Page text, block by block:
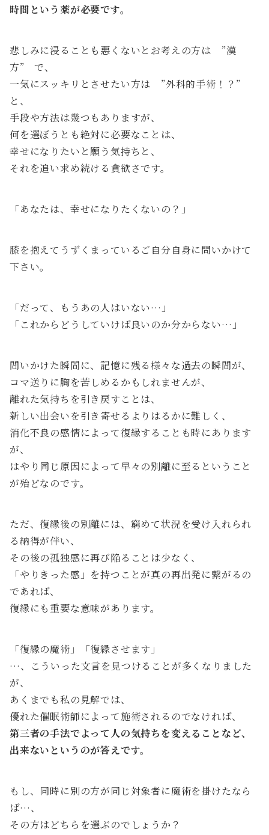
時間という薬が必要です。
悲しみに浸ることも悪くないとお考えの方は ”漢
方” で、
一気にスッキリとさせたい方は ”外科的手術！？”
と、
手段や方法は幾つもありますが、
何を選ぼうとも絶対に必要なことは、
幸せになりたいと願う気持ちと、
それを追い求め続ける貪欲さです。
「あなたは、幸せになりたくないの？」
膝を抱えてうずくまっているご自分自身に問いかけて
下さい。
「だって、もうあの人はいない…」
「これからどうしていけば良いのか分からない…」
問いかけた瞬間に、記憶に残る様々な過去の瞬間が、
コマ送りに胸を苦しめるかもしれませんが、
離れた気持ちを引き戻すことは、
新しい出会いを引き寄せるよりはるかに難しく、
消化不良の感情によって復縁することも時にあります
が、
はやり同じ原因によって早々の別離に至るということ
が殆どなのです。
ただ、復縁後の別離には、窮めて状況を受け入れられ
る納得が伴い、
その後の孤独感に再び陥ることは少なく、
「やりきった感」を持つことが真の再出発に繋がるの
であれば、
復縁にも重要な意味があります。
「復縁の魔術」「復縁させます」
…、こういった文言を見つけることが多くなりました
が、
あくまでも私の見解では、
優れた催眠術師によって施術されるのでなければ、
第三者の手法でよって人の気持ちを変えることなど、
出来ないというのが答えです。
もし、同時に別の方が同じ対象者に魔術を掛けたなら
ば…、
その方はどちらを選ぶのでしょうか？